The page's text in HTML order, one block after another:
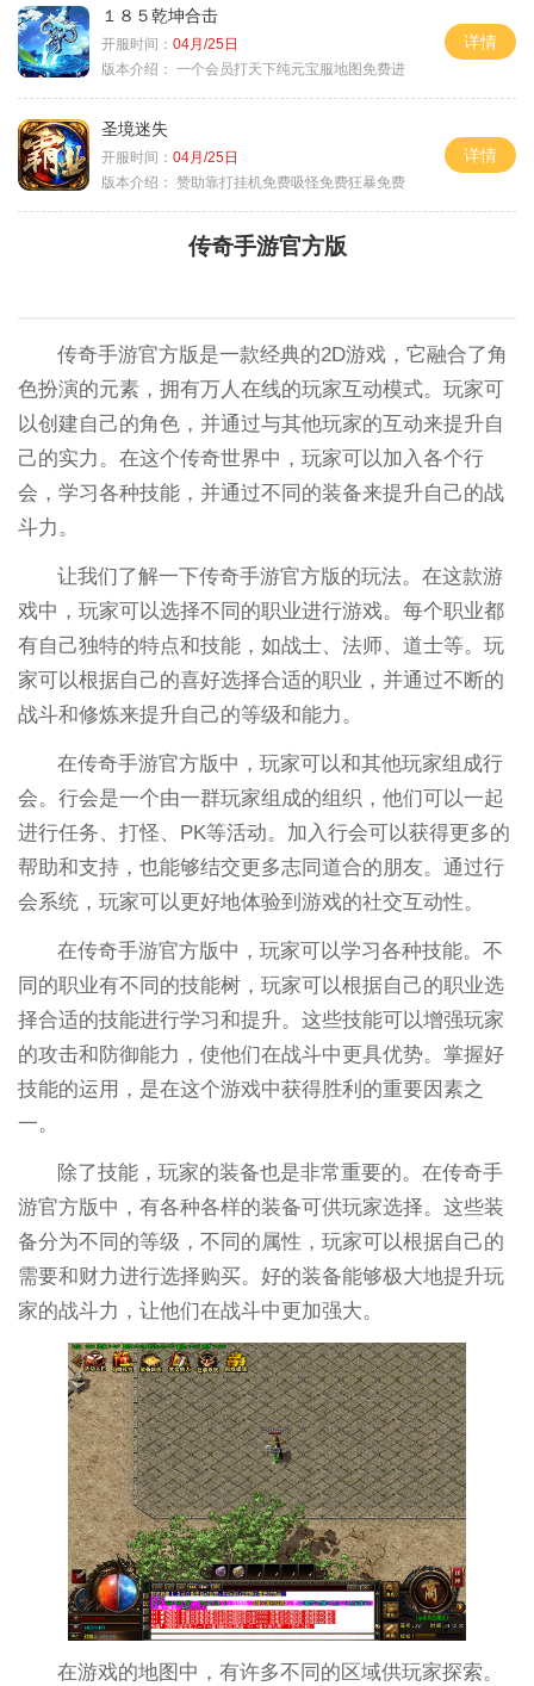
１８５乾坤合击
开服时间： 04月/25日
版本介绍： 一个会员打天下纯元宝服地图免费进
详情
圣境迷失
开服时间： 04月/25日
版本介绍： 赞助靠打挂机免费吸怪免费狂暴免费
详情
传奇手游官方版
传奇手游官方版是一款经典的2D游戏，它融合了角
色扮演的元素，拥有万人在线的玩家互动模式。玩家可
以创建自己的角色，并通过与其他玩家的互动来提升自
己的实力。在这个传奇世界中，玩家可以加入各个行
会，学习各种技能，并通过不同的装备来提升自己的战
斗力。
让我们了解一下传奇手游官方版的玩法。在这款游
戏中，玩家可以选择不同的职业进行游戏。每个职业都
有自己独特的特点和技能，如战士、法师、道士等。玩
家可以根据自己的喜好选择合适的职业，并通过不断的
战斗和修炼来提升自己的等级和能力。
在传奇手游官方版中，玩家可以和其他玩家组成行
会。行会是一个由一群玩家组成的组织，他们可以一起
进行任务、打怪、PK等活动。加入行会可以获得更多的
帮助和支持，也能够结交更多志同道合的朋友。通过行
会系统，玩家可以更好地体验到游戏的社交互动性。
在传奇手游官方版中，玩家可以学习各种技能。不
同的职业有不同的技能树，玩家可以根据自己的职业选
择合适的技能进行学习和提升。这些技能可以增强玩家
的攻击和防御能力，使他们在战斗中更具优势。掌握好
技能的运用，是在这个游戏中获得胜利的重要因素之
一。
除了技能，玩家的装备也是非常重要的。在传奇手
游官方版中，有各种各样的装备可供玩家选择。这些装
备分为不同的等级，不同的属性，玩家可以根据自己的
需要和财力进行选择购买。好的装备能够极大地提升玩
家的战斗力，让他们在战斗中更加强大。
在游戏的地图中，有许多不同的区域供玩家探索。